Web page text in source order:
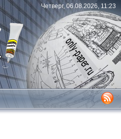
Четверг, 06.08.2026, 11:23